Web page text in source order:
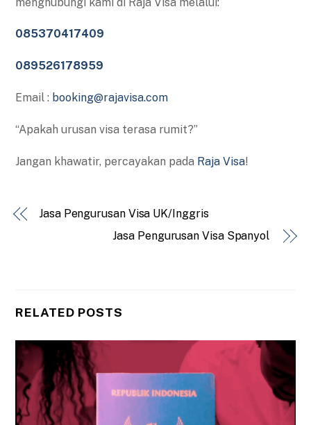
085370417409
089526178959
Email : booking@rajavisa.com
“Apakah urusan visa terasa rumit?”
Jangan khawatir, percayakan pada Raja Visa!
Jasa Pengurusan Visa UK/Inggris
Jasa Pengurusan Visa Spanyol
RELATED POSTS